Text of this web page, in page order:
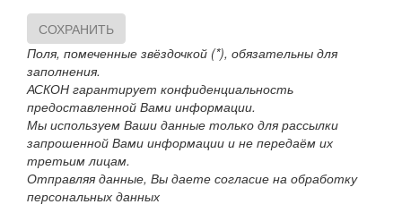
СОХРАНИТЬ
Поля, помеченные звёздочкой (*), обязательны для
заполнения.
АСКОН гарантирует конфиденциальность
предоставленной Вами информации.
Мы используем Ваши данные только для рассылки
запрошенной Вами информации и не передаём их
третьим лицам.
Отправляя данные, Вы даете согласие на обработку
персональных данных